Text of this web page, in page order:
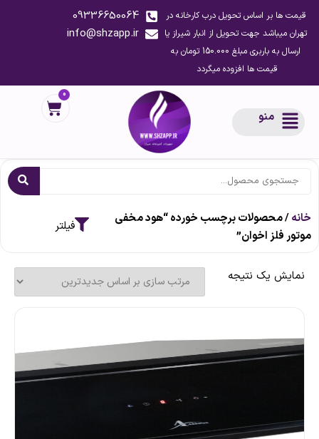
قیمت ها بر اساس تحویل درب کارخانه در
تهران میباشد جهت تحویل از انبار شیراز یا
ارسال به باربری مبلغ 150.000 تومان به
قیمت ها افزوده میگردد
09336650064
info@shzapp.ir
منو
0
خانه/ محصولات برچسب خورده “هود مخفی
موتور فلز اخوان”
نمایش یک نتیجه